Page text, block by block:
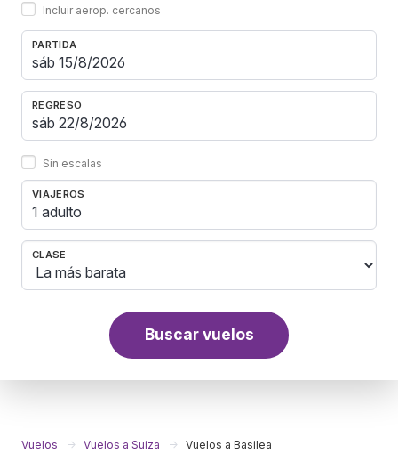
Incluir aerop. cercanos
PARTIDA
REGRESO
Sin escalas
VIAJEROS
1 adulto
CLASE
Buscar vuelos
Vuelos Vuelos a Suiza Vuelos a Basilea